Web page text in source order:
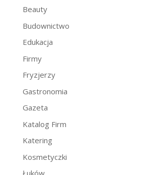
Beauty
Budownictwo
Edukacja
Firmy
Fryzjerzy
Gastronomia
Gazeta
Katalog Firm
Katering
Kosmetyczki
Łuków